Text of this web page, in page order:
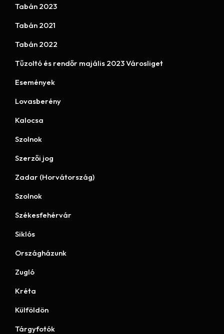
Tabán 2023
Tabán 2021
Tabán 2022
Tűzoltó és rendőr majális 2023 Városliget
Események
Lovasberény
Kalocsa
Szolnok
Szerzői jog
Zadar (Horvátország)
Szolnok
Székesfehérvár
Siklós
Országházunk
Zugló
Kréta
Külföldön
Tárgyfotók